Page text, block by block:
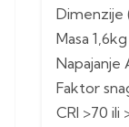
Dimenzije
Masa 1,6kg
Faktor
CRI >70 ili